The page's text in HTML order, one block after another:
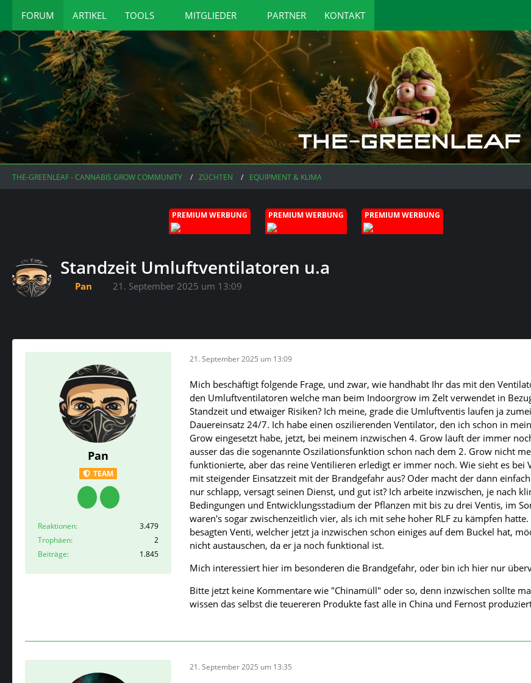
FORUM ARTIKEL TOOLS MITGLIEDER PARTNER KONTAKT
THE-GREENLEAF - CANNABIS GROW COMMUNITY ZÜCHTEN EQUIPMENT & KLIMA
PREMIUM WERBUNG PREMIUM WERBUNG PREMIUM WERBUNG
Standzeit Umluftventilatoren u.a
Pan 21. September 2025 um 13:09
Pan
TEAM
Reaktionen
3.479
Trophäen
2
Beiträge
1.845
21. September 2025 um 13:09
Mich beschäftigt folgende Frage, und zwar, wie handhabt Ihr das mit den
den Umluftventilatoren welche man beim Indoorgrow im Zelt verwendet in
Standzeit und etwaiger Risiken? Ich meine, grade die Umluftventis laufen ja
Dauereinsatz 24/7. Ich habe einen oszilierenden Ventilator, den ich schon in
Grow eingesetzt habe, jetzt, bei meinem inzwischen 4. Grow läuft der immer
ausser das die sogenannte Oszilationsfunktion schon nach dem 2. Grow nicht
funktionierte, aber das reine Ventilieren erledigt er immer noch. Wie sieht es bei
mit steigender Einsatzzeit mit der Brandgefahr aus? Oder macht der dann
nur schlapp, versagt seinen Dienst, und gut ist? Ich arbeite inzwischen, je nach
Bedingungen und Entwicklungsstadium der Pflanzen mit bis zu drei Ventis, im
waren's sogar zwischenzeitlich vier, als ich mit sehe hoher RLF zu kämpfen
besagten Venti, welcher jetzt ja inzwischen schon einiges auf dem Buckel hat,
nicht austauschen, da er ja noch funktional ist.
Mich interessiert hier im besonderen die Brandgefahr, oder bin ich hier nur
Bitte jetzt keine Kommentare wie "Chinamüll" oder so, denn inzwischen sollte
wissen das selbst die teuereren Produkte fast alle in China und Fernost
21. September 2025 um 13:35